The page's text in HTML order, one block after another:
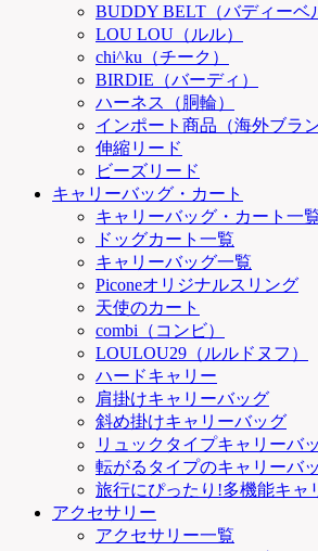
BUDDY BELT（バディーベ
LOU LOU（ルル）
chi^ku（チーク）
BIRDIE（バーディ）
ハーネス（胴輪）
インポート商品（海外ブラン
伸縮リード
ビーズリード
キャリーバッグ・カート
キャリーバッグ・カート一
ドッグカート一覧
キャリーバッグ一覧
Piconeオリジナルスリング
天使のカート
combi（コンビ）
LOULOU29（ルルドヌフ）
ハードキャリー
肩掛けキャリーバッグ
斜め掛けキャリーバッグ
リュックタイプキャリーバ
転がるタイプのキャリーバ
旅行にぴったり!多機能キャ
アクセサリー
アクセサリー一覧